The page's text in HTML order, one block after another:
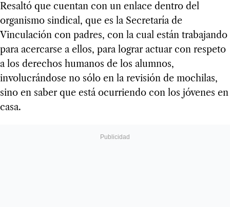
Resaltó que cuentan con un enlace dentro del
organismo sindical, que es la Secretaría de
Vinculación con padres, con la cual están trabajando
para acercarse a ellos, para lograr actuar con respeto
a los derechos humanos de los alumnos,
involucrándose no sólo en la revisión de mochilas,
sino en saber que está ocurriendo con los jóvenes en
casa.